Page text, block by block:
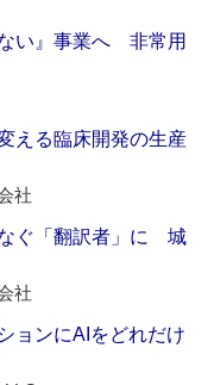
い』事業へ 非常用
える臨床開発の生産
社
なぐ「翻訳者」に 城
社
ョンにAIをどれだけ